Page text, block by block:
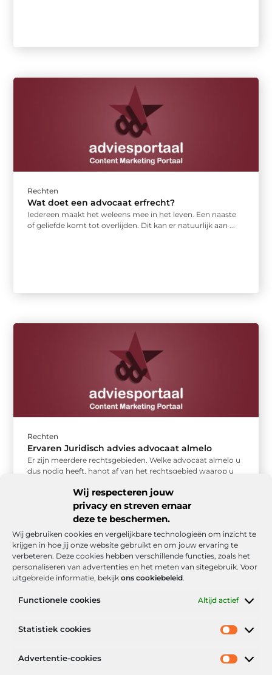
Wij respecteren jouw
privacy en streven ernaar
deze te beschermen.
Wij gebruiken cookies en vergelijkbare technologieën om inzicht te
krijgen in hoe jij onze website gebruikt en om jouw ervaring te
verbeteren. Deze cookies hebben verschillende functies, zoals het
personaliseren van advertenties en het meten van sitegebruik. Voor
uitgebreide informatie, bekijk ons cookiebeleid.
Functionele cookies Altijd actief
Statistiek cookies
Advertentie-cookies
Rechten
Wat doet een advocaat erfrecht?
Iedereen maakt het weleens mee in het leven. Een naaste
of geliefde komt tot overlijden. Dit kan er natuurlijk aan ...
Rechten
Ervaren Juridisch advies advocaat almelo
Er zijn meerdere rechtsgebieden. Welke advocaat almelo u
dus nodig heeft, hangt af van het rechtsgebied waarop u
Onze informatie